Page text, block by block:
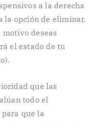
a la derecha
la opción de eliminar.
deseas
el estado de tu
que las
todo el
que la